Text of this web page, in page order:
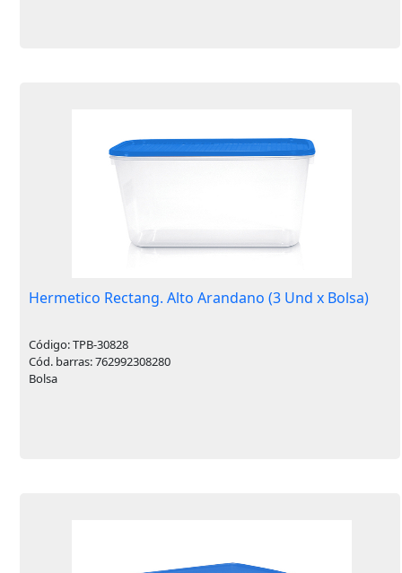
Hermetico Rectang. Alto Arandano (3 Und x Bolsa)
Código: TPB-30828
Cód. barras: 762992308280
Bolsa